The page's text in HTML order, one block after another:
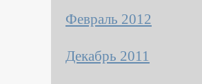
Февраль 2012
Декабрь 2011